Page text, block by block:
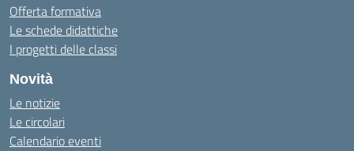
Offerta formativa
Le schede didattiche
I progetti delle classi
Novità
Le notizie
Le circolari
Calendario eventi